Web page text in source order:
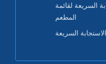
السريعة لقائمة
المطعم